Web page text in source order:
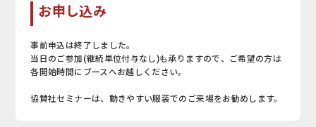
お申し込み
事前申込は終了しました。
当日のご参加(継続単位付与なし)も承りますので、ご希望の方は
各開始時間にブースへお越しください。
協賛社セミナーは、動きやすい服装でのご来場をお勧めします。